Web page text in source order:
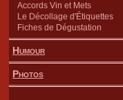
Accords Vin et Mets
Le Décollage d'Étiquettes
Fiches de Dégustation
Humour
Photos